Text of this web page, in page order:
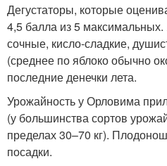
Дегустаторы, которые
4,5 балла из 5
сочные, кисло-сладкие,
(среднее по яблоко обычно
последние денечки лета.
Урожайность у Орловима
(у большинства сортов
пределах 30–70 кг).
посадки.